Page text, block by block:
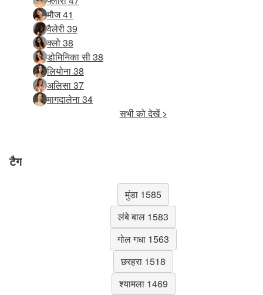
मौज 41
वैलेरी 39
क्लो 38
डोमिनिका सी 38
लियोना 38
अलिसा 37
मागदालेना 34
सभी को देखें >
टैग
मुंडा 1585
लंबे बाल 1583
गोल गधा 1563
छरहरा 1518
श्यामला 1469